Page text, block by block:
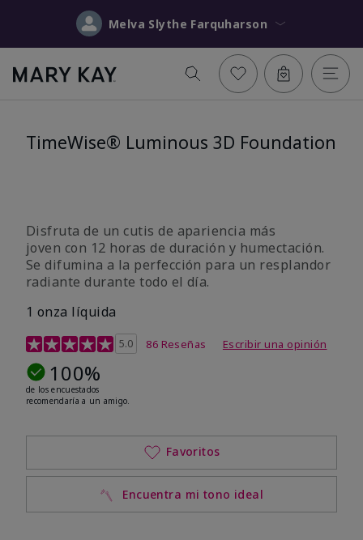
Melva Slythe Farquharson
TimeWise® Luminous 3D Foundation
Disfruta de un cutis de apariencia más
joven con 12 horas de duración y humectación.
Se difumina a la perfección para un resplandor
radiante durante todo el día.
1 onza líquida
Calificación de clientes de 3,4 de 5
5.0 86 Reseñas Escribir una opinión
100%
de los encuestados
recomendaría a un amigo.
Encuentra mi tono ideal
Favoritos